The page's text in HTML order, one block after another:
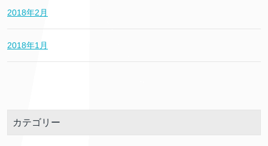
2018年2月
2018年1月
カテゴリー